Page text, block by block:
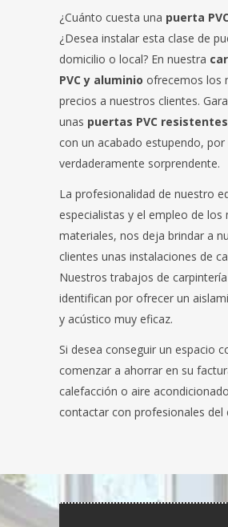
¿Cuánto cuesta una puerta
¿Desea instalar esta clase de
domicilio o local? En nuestra
PVC y aluminio ofrecemos los
precios a nuestros clientes.
unas puertas PVC resistentes
con un acabado estupendo, por
verdaderamente sorprendente.
La profesionalidad de nuestro
especialistas y el empleo de los
materiales, nos deja brindar a
clientes unas instalaciones de
Nuestros trabajos de carpintería
identifican por ofrecer un
y acústico muy eficaz.
Si desea conseguir un espacio
comenzar a ahorrar en su
calefacción o aire
contactar con profesionales del